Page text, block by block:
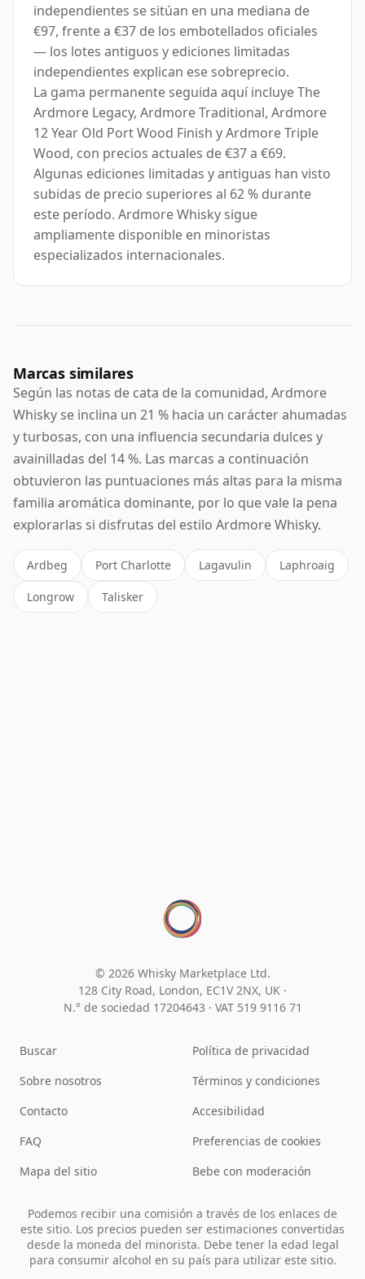
independientes se sitúan en una mediana de
€97, frente a €37 de los embotellados oficiales
— los lotes antiguos y ediciones limitadas
independientes explican ese sobreprecio.
La gama permanente seguida aquí incluye The
Ardmore Legacy, Ardmore Traditional, Ardmore
12 Year Old Port Wood Finish y Ardmore Triple
Wood, con precios actuales de €37 a €69.
Algunas ediciones limitadas y antiguas han visto
subidas de precio superiores al 62 % durante
este período. Ardmore Whisky sigue
ampliamente disponible en minoristas
especializados internacionales.
Marcas similares
Según las notas de cata de la comunidad, Ardmore
Whisky se inclina un 21 % hacia un carácter ahumadas
y turbosas, con una influencia secundaria dulces y
avainilladas del 14 %. Las marcas a continuación
obtuvieron las puntuaciones más altas para la misma
familia aromática dominante, por lo que vale la pena
explorarlas si disfrutas del estilo Ardmore Whisky.
Ardbeg Port Charlotte Lagavulin Laphroaig
Longrow Talisker
© 2026 Whisky Marketplace Ltd.
128 City Road, London, EC1V 2NX, UK ·
N.° de sociedad 17204643 · VAT 519 9116 71
Buscar
Sobre nosotros
Contacto
FAQ
Mapa del sitio
Política de privacidad
Términos y condiciones
Accesibilidad
Preferencias de cookies
Bebe con moderación
Podemos recibir una comisión a través de los enlaces de
este sitio. Los precios pueden ser estimaciones convertidas
desde la moneda del minorista. Debe tener la edad legal
para consumir alcohol en su país para utilizar este sitio.